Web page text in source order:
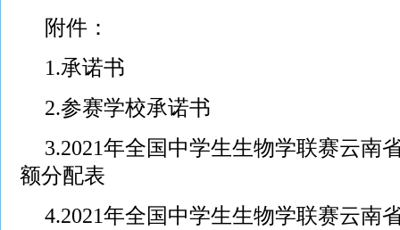
附件：
1.承诺书
2.参赛学校承诺书
3.2021年全国中学生生物学联赛云南
额分配表
4.2021年全国中学生生物学联赛云南